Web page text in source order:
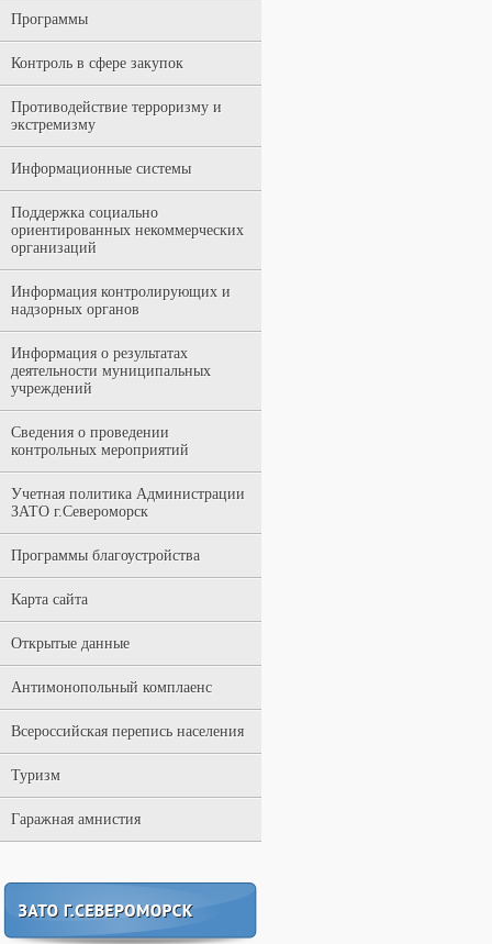
Программы
Контроль в сфере закупок
Противодействие терроризму и
экстремизму
Информационные системы
Поддержка социально
ориентированных некоммерческих
организаций
Информация контролирующих и
надзорных органов
Информация о результатах
деятельности муниципальных
учреждений
Сведения о проведении
контрольных мероприятий
Учетная политика Администрации
ЗАТО г.Североморск
Программы благоустройства
Карта сайта
Открытые данные
Антимонопольный комплаенс
Всероссийская перепись населения
Туризм
Гаражная амнистия